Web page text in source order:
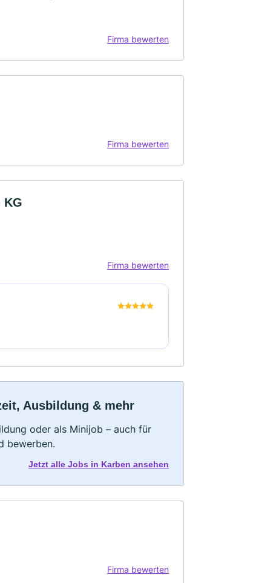
Firma bewerten
Firma bewerten
KG
Firma bewerten
Ausbildung & mehr
oder als Minijob – auch für
bewerben.
Jetzt alle Jobs in Karben ansehen
Firma bewerten